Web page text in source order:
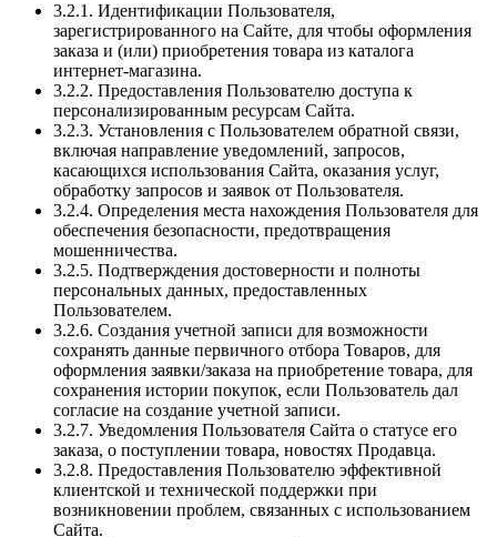
3.2.1. Идентификации Пользователя,
зарегистрированного на Сайте, для чтобы оформления
заказа и (или) приобретения товара из каталога
интернет-магазина.
3.2.2. Предоставления Пользователю доступа к
персонализированным ресурсам Сайта.
3.2.3. Установления с Пользователем обратной связи,
включая направление уведомлений, запросов,
касающихся использования Сайта, оказания услуг,
обработку запросов и заявок от Пользователя.
3.2.4. Определения места нахождения Пользователя для
обеспечения безопасности, предотвращения
мошенничества.
3.2.5. Подтверждения достоверности и полноты
персональных данных, предоставленных
Пользователем.
3.2.6. Создания учетной записи для возможности
сохранять данные первичного отбора Товаров, для
оформления заявки/заказа на приобретение товара, для
сохранения истории покупок, если Пользователь дал
согласие на создание учетной записи.
3.2.7. Уведомления Пользователя Сайта о статусе его
заказа, о поступлении товара, новостях Продавца.
3.2.8. Предоставления Пользователю эффективной
клиентской и технической поддержки при
возникновении проблем, связанных с использованием
Сайта.